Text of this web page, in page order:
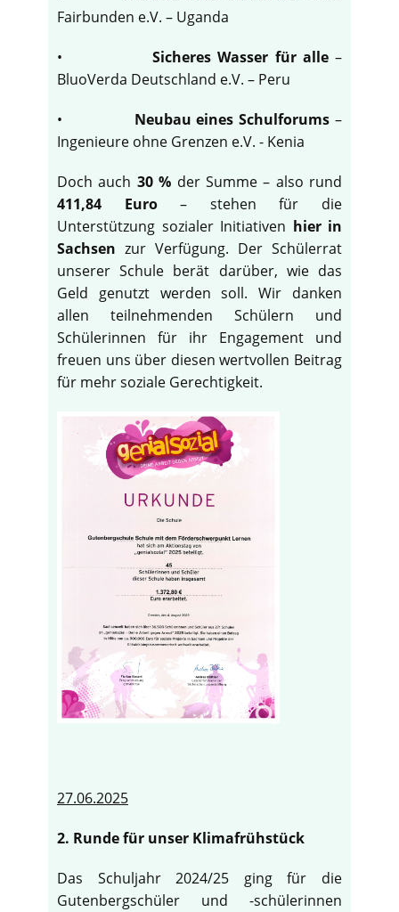
Fairbunden e.V. – Uganda
•Sicheres Wasser für alle–
BluoVerda Deutschland e.V. – Peru
• Neubau eines Schulforums –
Ingenieure ohne Grenzen e.V. - Kenia
Doch auch 30 % der Summe – also rund
411,84 Euro– stehen für die
Unterstützung sozialer Initiativen hier in
Sachsen zur Verfügung. Der Schülerrat
unserer Schule berät darüber, wie das
Geld genutzt werden soll. Wir danken
allen teilnehmenden Schülern und
Schülerinnen für ihr Engagement und
freuen uns über diesen wertvollen Beitrag
für mehr soziale Gerechtigkeit.
27.06.2025
2. Runde für unser Klimafrühstück
Das Schuljahr 2024/25 ging für die
Gutenbergschüler und -schülerinnen